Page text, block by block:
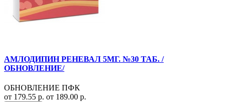
АМЛОДИПИН РЕНЕВАЛ 5МГ. №30 ТАБ. /
ОБНОВЛЕНИЕ/
ОБНОВЛЕНИЕ ПФК
от 179.55 р. от 189.00 р.